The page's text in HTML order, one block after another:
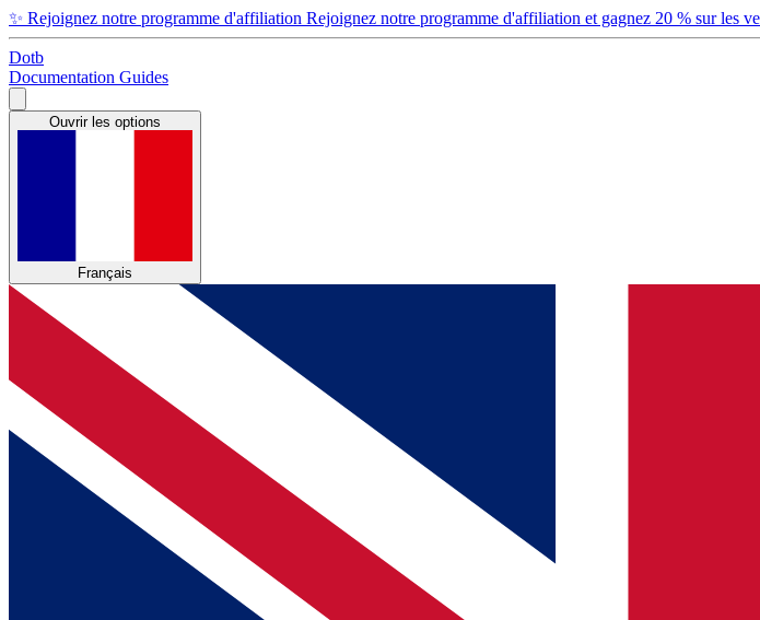
✨ Rejoignez notre programme d'affiliation Rejoignez notre programme d'affiliation et gagnez 20 % sur les
Dotb
Documentation Guides
Ouvrir les options
Français